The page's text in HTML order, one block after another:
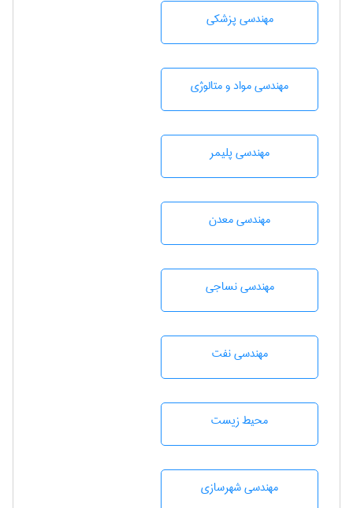
مهندسی پزشکی
مهندسی مواد و متالوژی
مهندسی پليمر
مهندسی معدن
مهندسي نساجی
مهندسی نفت
محيط زيست
مهندسی شهرسازی